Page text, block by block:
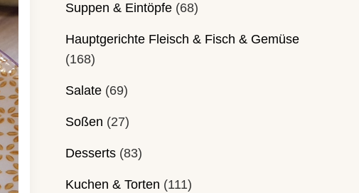
Suppen & Eintöpfe(68)
Hauptgerichte Fleisch & Fisch & Gemüse
(168)
Salate(69)
Soßen (27)
Desserts(83)
Kuchen & Torten (111)